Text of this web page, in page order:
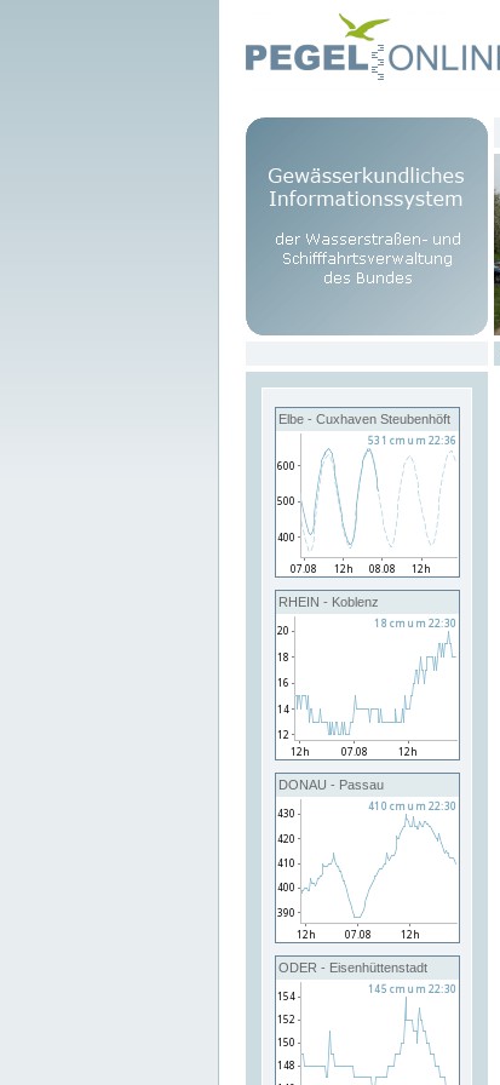
Elbe - Cuxhaven Steubenhöft
RHEIN - Koblenz
DONAU - Passau
ODER - Eisenhüttenstadt